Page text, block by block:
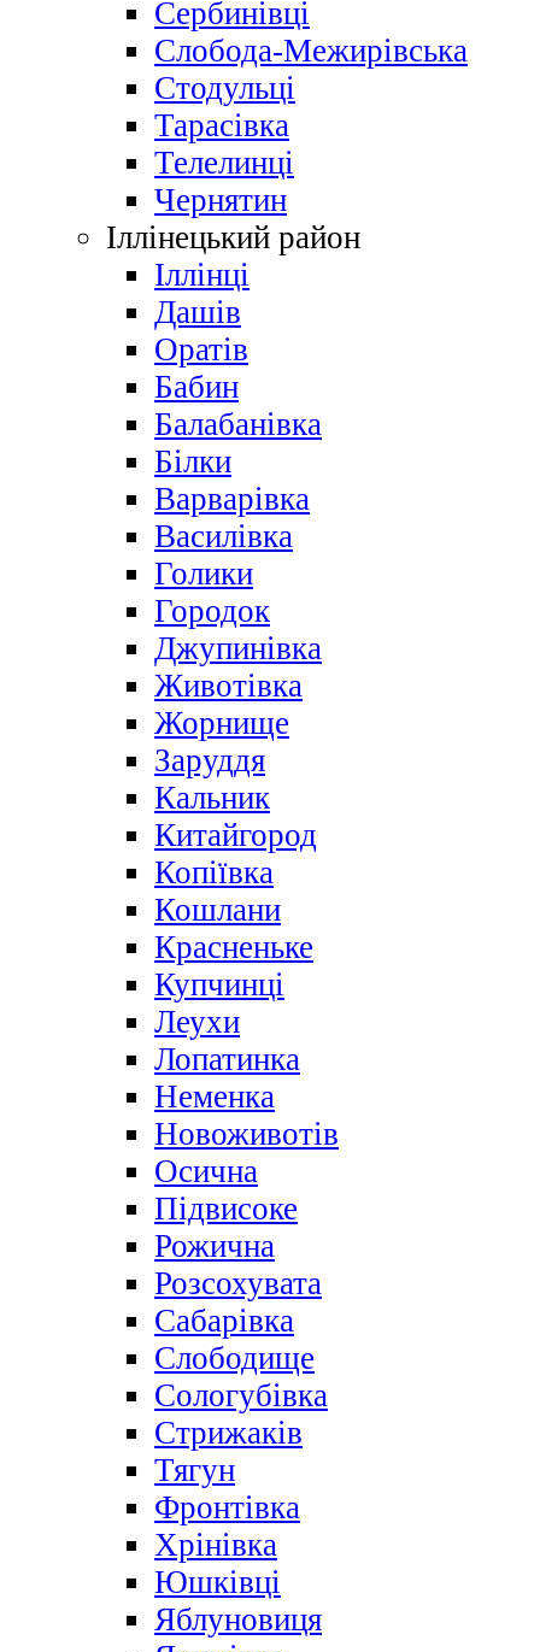
Сербинівці
Слобода-Межирівська
Стодульці
Тарасівка
Телелинці
Чернятин
Іллінецький район
Іллінці
Дашів
Оратів
Бабин
Балабанівка
Білки
Варварівка
Василівка
Голики
Городок
Джупинівка
Животівка
Жорнище
Заруддя
Кальник
Китайгород
Копіївка
Кошлани
Красненьке
Купчинці
Леухи
Лопатинка
Неменка
Новоживотів
Осична
Підвисоке
Рожична
Розсохувата
Сабарівка
Слободище
Сологубівка
Стрижаків
Тягун
Фронтівка
Хрінівка
Юшківці
Яблуновиця